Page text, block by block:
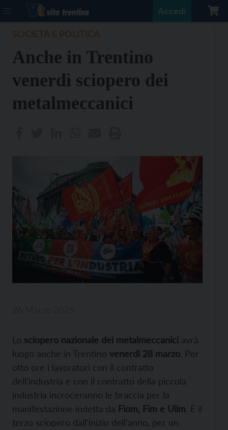
Accedi
Anche in Trentino
venerdì sciopero dei
metalmeccanici
Lo sciopero nazionale dei metalmeccanici avrà
luogo anche in Trentino venerdì 28 marzo. Per
otto ore i lavoratori con il contratto
dell’industria e con il contratto della piccola
industria incroceranno le braccia per la
manifestazione indetta da Fiom, Fim e Uilm. È il
terzo sciopero dall’inizio dell’anno, per un